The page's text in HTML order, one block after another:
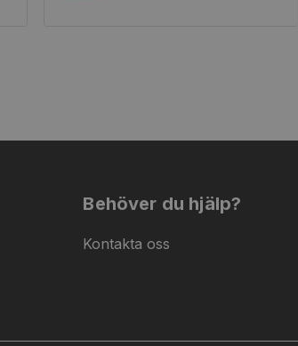
Behöver du hjälp?
Kontakta oss